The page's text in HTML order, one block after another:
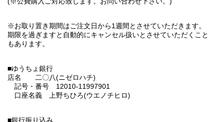
※お取り置き期間はご注文日から1週間とさせていただきます。
期限を過ぎますと自動的にキャンセル扱いとさせていただくこと
もあります。
■ゆうちょ銀行
店名 二〇八(ニゼロハチ)
記号・番号 12010-11997901
口座名義 上野ちひろ(ウエノチヒロ)
■銀行振り込み